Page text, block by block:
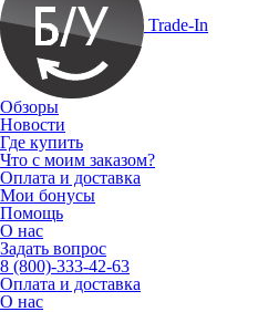
Trade-In
Обзоры
Новости
Где купить
Что с моим заказом?
Оплата и доставка
Мои бонусы
Помощь
О нас
Задать вопрос
8 (800)-333-42-63
Оплата и доставка
О нас